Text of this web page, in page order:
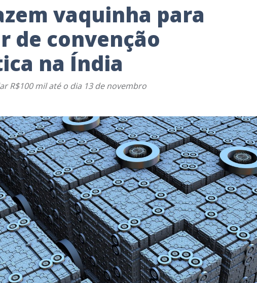
vaquinha para
de convenção
na Índia
R$100 mil até o dia 13 de novembro